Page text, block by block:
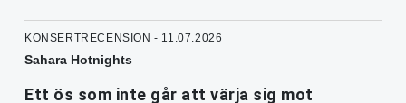
KONSERTRECENSION - 11.07.2026
Sahara Hotnights
Ett ös som inte går att värja sig mot